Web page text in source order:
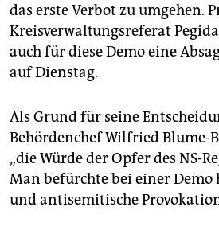
das erste Verbot zu umgehen.
Kreisverwaltungsreferat
auch für diese Demo eine
auf Dienstag.
Als Grund für seine
Behördenchef Wilfried Blume-
„die Würde der Opfer des NS-
Man befürchte bei einer Demo
und antisemitische